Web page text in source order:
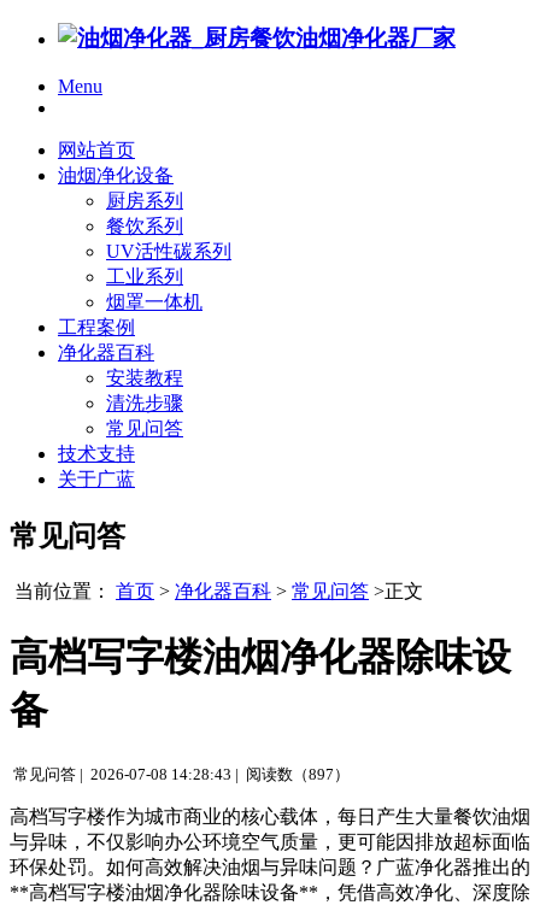
Menu
网站首页
油烟净化设备
厨房系列
餐饮系列
UV活性碳系列
工业系列
烟罩一体机
工程案例
净化器百科
安装教程
清洗步骤
常见问答
技术支持
关于广蓝
常见问答
当前位置： 首页 > 净化器百科 > 常见问答 >正文
高档写字楼油烟净化器除味设
备
常见问答 | 2026-07-08 14:28:43 | 阅读数（897）
高档写字楼作为城市商业的核心载体，每日产生大量餐饮油烟
与异味，不仅影响办公环境空气质量，更可能因排放超标面临
环保处罚。如何高效解决油烟与异味问题？广蓝净化器推出的
**高档写字楼油烟净化器除味设备**，凭借高效净化、深度除